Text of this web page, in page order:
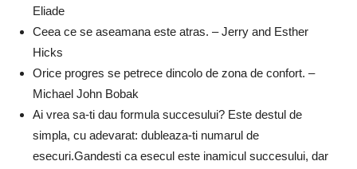
Eliade
Ceea ce se aseamana este atras. – Jerry and Esther
Hicks
Orice progres se petrece dincolo de zona de confort. –
Michael John Bobak
Ai vrea sa-ti dau formula succesului? Este destul de
simpla, cu adevarat: dubleaza-ti numarul de
esecuri.Gandesti ca esecul este inamicul succesului, dar